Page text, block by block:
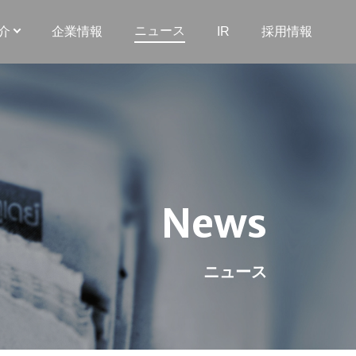
企業情報 ニュース IR 採用情報
News
ニュース